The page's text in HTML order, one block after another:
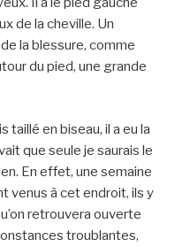
de la cheville. Un
la blessure, comme
du pied, une grande
taillé en biseau, il a eu la
que seule je saurais le
En effet, une semaine
venus à cet endroit, ils y
retrouvera ouverte
troublantes,